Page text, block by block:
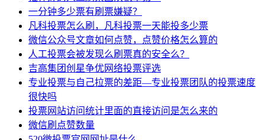
一分钟多少票有刷票嫌疑？
凡科投票怎么刷，凡科投票一天能投多少票
微信公众号文章如何点赞，点赞价格怎么算的
人工投票会被发现么刷票真的安全么？
吉高集团创星争优网络投票评选
专业投票与自己拉票的差距—专业投票团队的投票速度
很快吗
投票网站访问统计里面的直接访问是怎么来的
微信刷点赞数量